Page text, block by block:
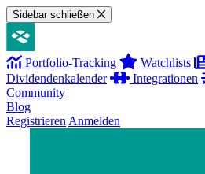
Sidebar schließen
Portfolio-Tracking Watchlists
Dividendenkalender
Integrationen
Community
Blog
Registrieren Anmelden